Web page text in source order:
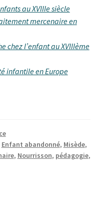
au XVIIIe siècle
mercenaire en
chez l’enfant au XVIIIème
infantile en Europe
Enfant abandonné, Misède,
, Nourrisson, pédagogie,